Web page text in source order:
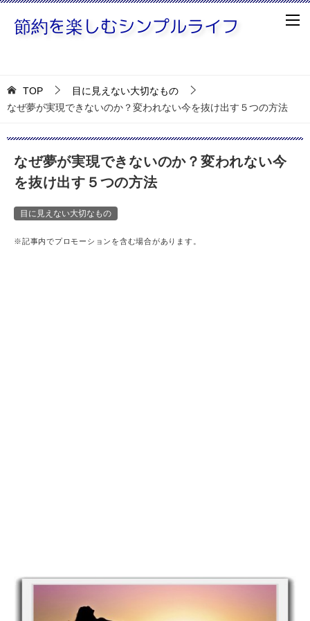
TOP
目に見えない大切なもの
なぜ夢が実現できないのか？変われない今を抜け出す５つの方法
なぜ夢が実現できないのか？変われない今
を抜け出す５つの方法
目に見えない大切なもの
※記事内でプロモーションを含む場合があります。